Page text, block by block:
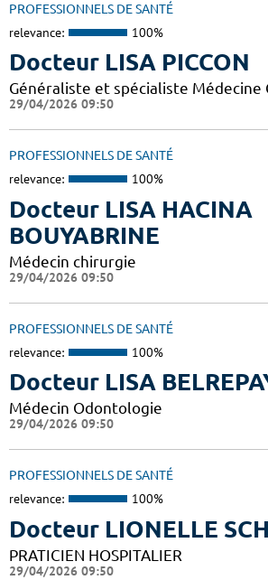
PROFESSIONNELS DE SANTÉ
relevance: 100%
Docteur LISA PICCON
Généraliste et spécialiste Médecine
29/04/2026 09:50
PROFESSIONNELS DE SANTÉ
relevance: 100%
Docteur LISA HACINA
BOUYABRINE
Médecin chirurgie
29/04/2026 09:50
PROFESSIONNELS DE SANTÉ
relevance: 100%
Docteur LISA
Médecin Odontologie
29/04/2026 09:50
PROFESSIONNELS DE SANTÉ
relevance: 100%
Docteur LIONELLE
PRATICIEN HOSPITALIER
29/04/2026 09:50